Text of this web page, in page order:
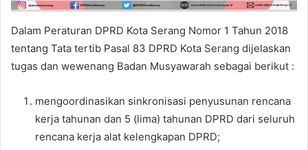
Dalam Peraturan DPRD Kota Serang Nomor 1 Tahun 2018
tentang Tata tertib Pasal 83 DPRD Kota Serang dijelaskan
tugas dan wewenang Badan Musyawarah sebagai berikut :
mengoordinasikan sinkronisasi penyusunan rencana
kerja tahunan dan 5 (lima) tahunan DPRD dari seluruh
rencana kerja alat kelengkapan DPRD;